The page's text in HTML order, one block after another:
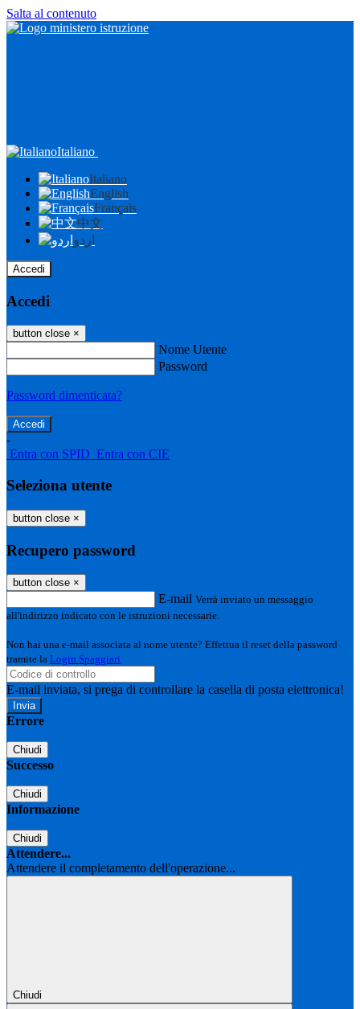
Salta al contenuto
Italiano
Italiano
English
Français
中文
اردو
Accedi
Accedi
button close ×
Nome Utente
Password
Password dimenticata?
-
Entra con SPID Entra con CIE
Seleziona utente
button close ×
Recupero password
button close ×
E-mail Verrà inviato un messaggio
all'indirizzo indicato con le istruzioni necessarie.
Non hai una e-mail associata al nome utente? Effettua il reset della password
tramite la Login Spaggiari
E-mail inviata, si prega di controllare la casella di posta elettronica!
Errore
Chiudi
Successo
Chiudi
Informazione
Chiudi
Attendere...
Attendere il completamento dell'operazione...
Chiudi